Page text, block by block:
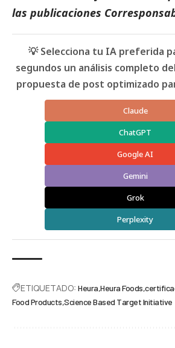
las publicaciones
💡 Selecciona tu IA preferida
segundos un análisis completo
propuesta de post optimizado
Claude
ChatGPT
Google AI
Gemini
Grok
Perplexity
ETIQUETADO: Heura Heura Foods
Food Products Science Based Target Initiative